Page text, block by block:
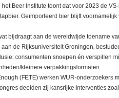
Beer Institute toont dat voor 2023 de
Geïmporteerd bier blijft
bijdraagt aan de wereldwijde toename
de Rijksuniversiteit Groningen,
consumenten snoepen én verspillen
kleinere verpakkingsformaten.
(FETE) werken WUR-onderzoekers
deelden zij kansrijke interventies